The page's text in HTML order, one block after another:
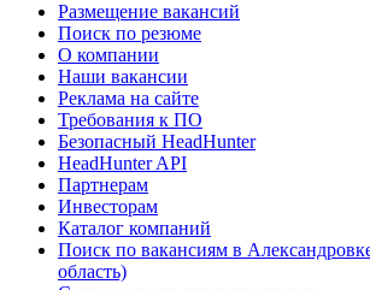
Размещение вакансий
Поиск по резюме
О компании
Наши вакансии
Реклама на сайте
Требования к ПО
Безопасный HeadHunter
HeadHunter API
Партнерам
Инвесторам
Каталог компаний
Поиск по вакансиям в
область)